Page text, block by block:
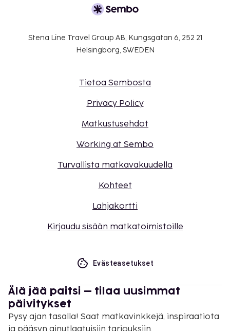
Stena Line Travel Group AB, Kungsgatan 6, 252 21
Helsingborg, SWEDEN
Tietoa Sembosta
Privacy Policy
Matkustusehdot
Working at Sembo
Turvallista matkavakuudella
Kohteet
Lahjakortti
Kirjaudu sisään matkatoimistoille
Evästeasetukset
Älä jää paitsi – tilaa uusimmat
päivitykset
Pysy ajan tasalla! Saat matkavinkkejä, inspiraatiota